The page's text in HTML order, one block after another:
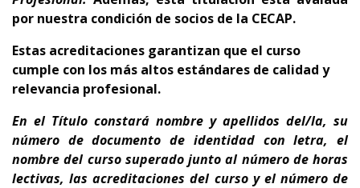
por nuestra condición de socios de la CECAP.
Estas acreditaciones garantizan que el curso
cumple con los más altos estándares de calidad y
relevancia profesional.
En el Título constará nombre y apellidos del/la, su
número de documento de identidad con letra, el
nombre del curso superado junto al número de horas
lectivas, las acreditaciones del curso y el número de